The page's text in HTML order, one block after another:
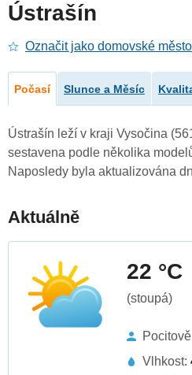
Ústrašín
Označit jako domovské město
Počasí Slunce a Měsíc
Ústrašín leží v kraji Vysočina
sestavena podle několika
Naposledy byla aktualizována
Aktuálně
22 °C
(stoupá)
Vlhkost: